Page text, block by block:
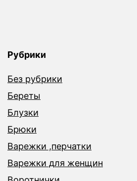
Рубрики
Без рубрики
Береты
Блузки
Брюки
Варежки ,перчатки
Варежки для женщин